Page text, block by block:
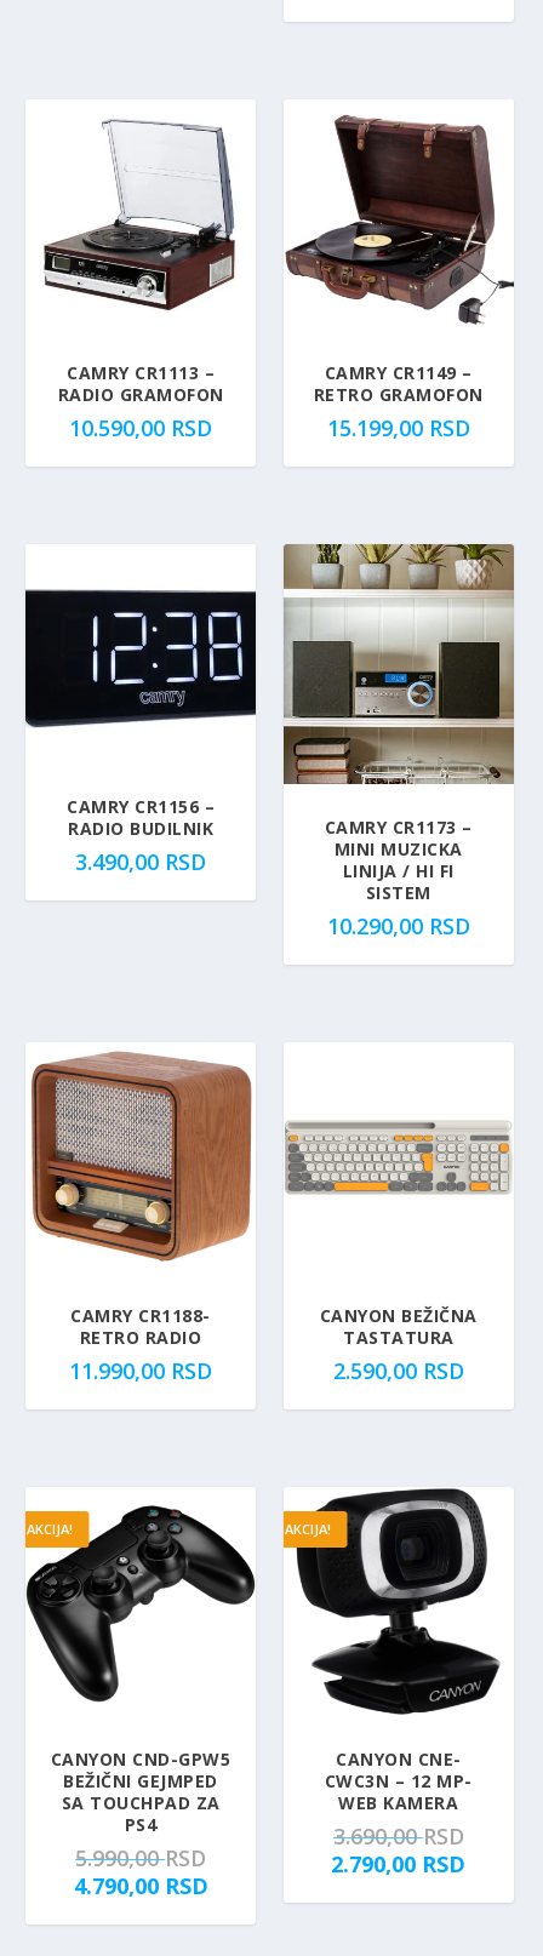
CAMRY CR1113 –
RADIO GRAMOFON
10.590,00 RSD
CAMRY CR1149 –
RETRO GRAMOFON
15.199,00 RSD
CAMRY CR1156 –
RADIO BUDILNIK
3.490,00 RSD
CAMRY CR1173 –
MINI MUZICKA
LINIJA / HI FI
SISTEM
10.290,00 RSD
CAMRY CR1188-
RETRO RADIO
11.990,00 RSD
CANYON BEŽIČNA
TASTATURA
2.590,00 RSD
AKCIJA!
CANYON CND-GPW5
BEŽIČNI GEJMPED
SA TOUCHPAD ZA
PS4
5.990,00RSD
r
4.790,00 RSDT
AKCIJA!
CANYON CNE-
CWC3N – 12 MP-
WEB KAMERA
3.690,00RSDO
r
2.790,00 RSD